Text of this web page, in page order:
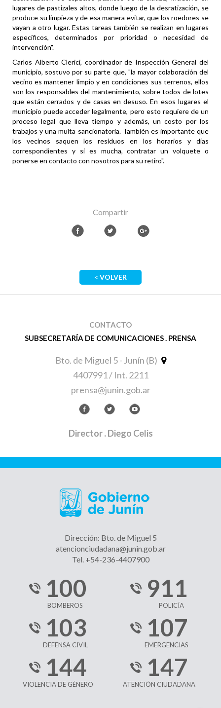
lugares de pastizales altos, donde luego de la desratización, se
produce su limpieza y de esa manera evitar, que los roedores se
vayan a otro lugar. Estas tareas también se realizan en lugares
específicos, determinados por prioridad o necesidad de
intervención".
Carlos Alberto Clerici, coordinador de Inspección General del
municipio, sostuvo por su parte que, "la mayor colaboración del
vecino es mantener limpio y en condiciones sus terrenos, ellos
son los responsables del mantenimiento, sobre todos de lotes
que están cerrados y de casas en desuso. En esos lugares el
municipio puede acceder legalmente, pero esto requiere de un
proceso legal que lleva tiempo y además, un costo por los
trabajos y una multa sancionatoria. También es importante que
los vecinos saquen los residuos en los horarios y días
correspondientes y si es mucha, contratar un volquete o
ponerse en contacto con nosotros para su retiro".
Compartir
< VOLVER
CONTACTO
SUBSECRETARÍA DE COMUNICACIONES . PRENSA
Bto. de Miguel 5 - Junín (B)
4407991 / Int. 2211
prensa@junin.gob.ar
Director. Diego Celis
Dirección: Bto. de Miguel 5
atencionciudadana@junin.gob.ar
Tel. +54-236-4407900
100
BOMBEROS
911
POLICÍA
103
DEFENSA CIVIL
107
EMERGENCIAS
144
VIOLENCIA DE GÉNERO
147
ATENCIÓN CIUDADANA